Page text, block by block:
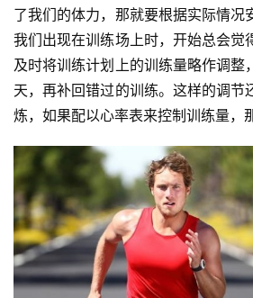
了我们的体力，那就要根据实际情况
我们出现在训练场上时，开始总会觉
及时将训练计划上的训练量略作调整
天，再补回错过的训练。这样的调节
炼，如果配以心率表来控制训练量，